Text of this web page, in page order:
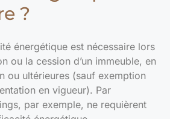
?
énergétique est nécessaire lors
ou la cession d’un immeuble, en
ou ultérieures (sauf exemption
en vigueur). Par
par exemple, ne requièrent